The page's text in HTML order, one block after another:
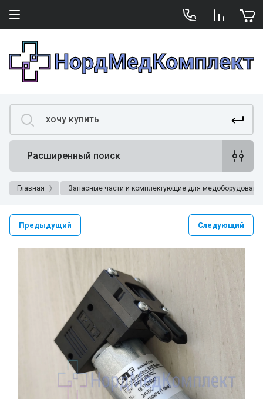
Расширенный поиск
Главная Запасные части и комплектующие для
Предыдущий Следующий